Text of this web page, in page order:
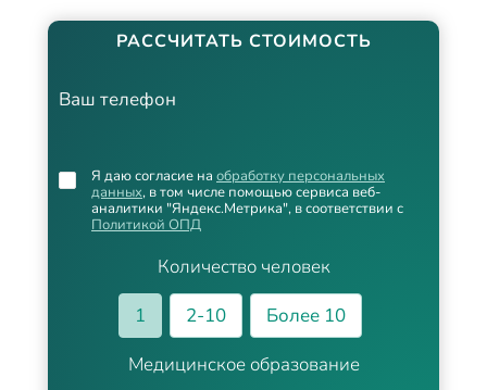
РАССЧИТАТЬ СТОИМОСТЬ
Ваш телефон
Количество человек
1
2-10
Более 10
Медицинское образование
Я даю согласие на обработку персональных
данных, в том числе помощью сервиса веб-
аналитики "Яндекс.Метрика", в соответствии с
Политикой ОПД